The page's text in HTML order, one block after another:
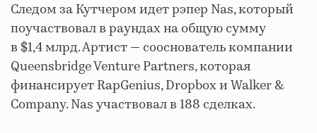
Следом за Кутчером идет рэпер Nas, который
поучаствовал в раундах на общую сумму
в $1,4 млрд. Артист — сооснователь компании
Queensbridge Venture Partners, которая
финансирует RapGenius, Dropbox и Walker &
Company. Nas участвовал в 188 сделках.